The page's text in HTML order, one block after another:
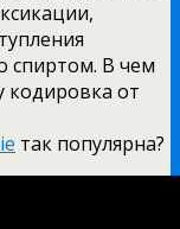
спиртом. В чем
кодировка от
так популярна?